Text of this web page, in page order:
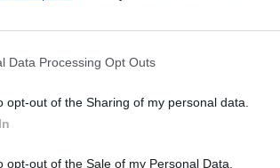
Data Processing Opt Outs
opt-out of the Sharing of my personal data.
opt-out of the Sale of my Personal Data.
und hochpräzise Motoren – ursprünglich für
Denken und Bewegen beizubringen.“
November vorgestellt wurde. Er nutzt
zu Teslas
Optimus , der 22